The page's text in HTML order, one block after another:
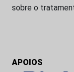
sobre o
APOIOS